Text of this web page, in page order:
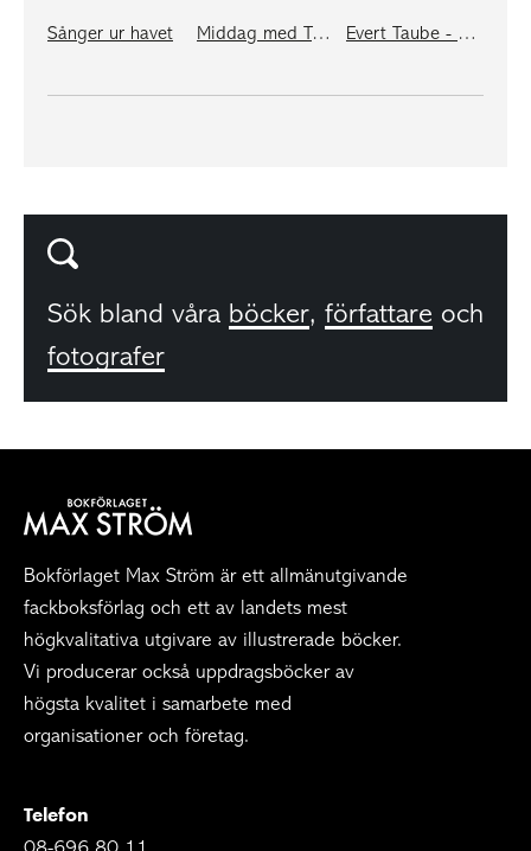
Sånger ur havet Middag med Taube Evert Taube - 50 visor i urval av Sven-Bertil Taube
Sök bland våra böcker, författare och
fotografer
Bokförlaget Max Ström är ett allmänutgivande
fackboksförlag och ett av landets mest
högkvalitativa utgivare av illustrerade böcker.
Vi producerar också uppdragsböcker av
högsta kvalitet i samarbete med
organisationer och företag.
Telefon